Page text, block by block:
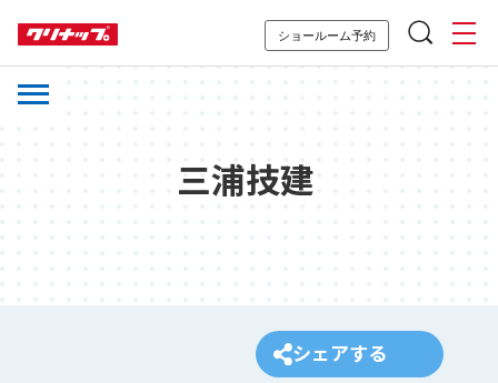
ショールーム予約
三浦技建
シェアする